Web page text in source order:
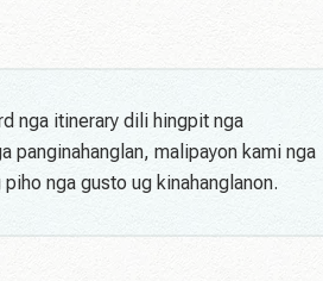
nga itinerary dili hingpit nga
panginahanglan, malipayon kami nga
nga gusto ug kinahanglanon.